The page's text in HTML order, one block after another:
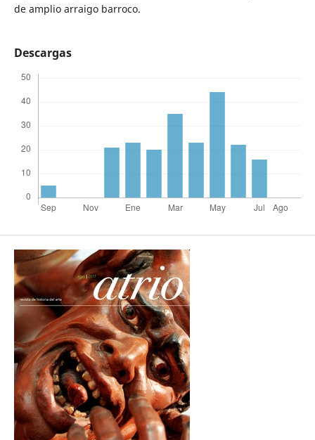
de amplio arraigo barroco.
Descargas